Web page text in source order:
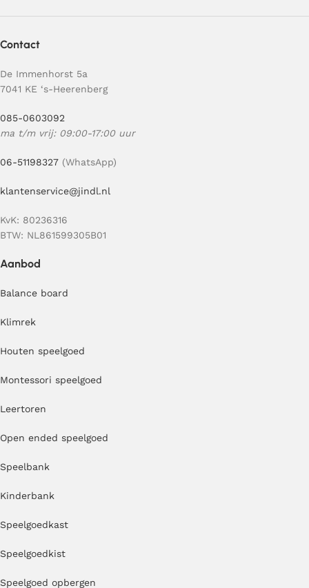
Contact
De Immenhorst 5a
7041 KE ‘s-Heerenberg
085-0603092
ma t/m vrij: 09:00-17:00 uur
06-51198327 (WhatsApp)
klantenservice@jindl.nl
KvK: 80236316
BTW: NL861599305B01
Aanbod
Balance board
Klimrek
Houten speelgoed
Montessori speelgoed
Leertoren
Open ended speelgoed
Speelbank
Kinderbank
Speelgoedkast
Speelgoedkist
Speelgoed opbergen